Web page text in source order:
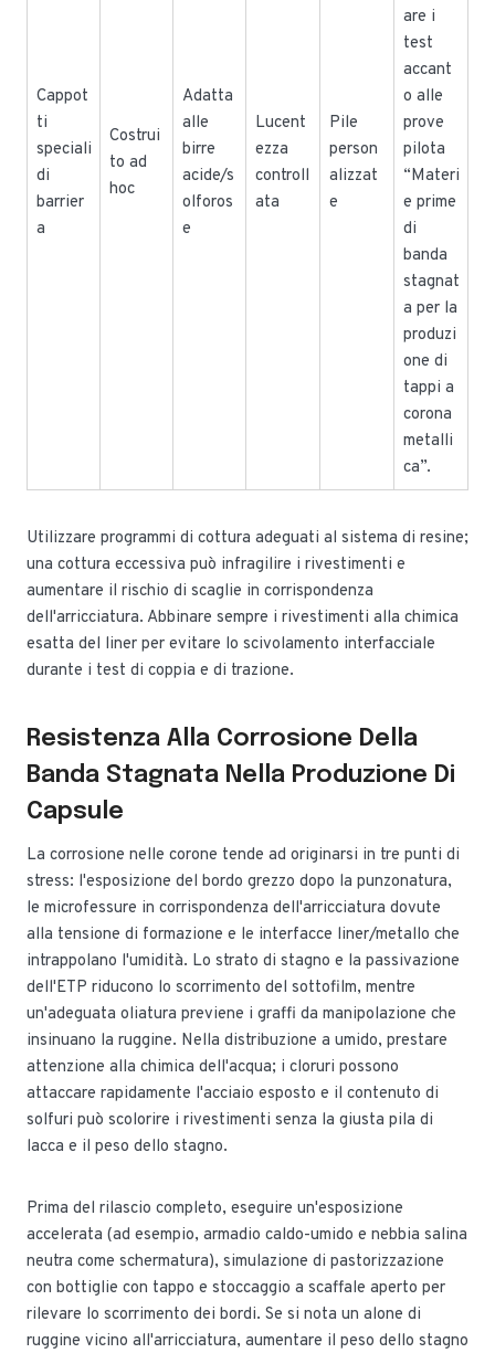
Cappot
ti
speciali
di
barrier
a
Costrui
to ad
hoc
Adatta
alle
birre
acide/s
olforos
e
Lucent
ezza
controll
ata
Pile
person
alizzat
e
are i
test
accant
o alle
prove
pilota
“Materi
e prime
di
banda
stagnat
a per la
produzi
one di
tappi a
corona
metalli
ca”.
Utilizzare programmi di cottura adeguati al sistema di resine;
una cottura eccessiva può infragilire i rivestimenti e
aumentare il rischio di scaglie in corrispondenza
dell'arricciatura. Abbinare sempre i rivestimenti alla chimica
esatta del liner per evitare lo scivolamento interfacciale
durante i test di coppia e di trazione.
Resistenza Alla Corrosione Della
Banda Stagnata Nella Produzione Di
Capsule
La corrosione nelle corone tende ad originarsi in tre punti di
stress: l'esposizione del bordo grezzo dopo la punzonatura,
le microfessure in corrispondenza dell'arricciatura dovute
alla tensione di formazione e le interfacce liner/metallo che
intrappolano l'umidità. Lo strato di stagno e la passivazione
dell'ETP riducono lo scorrimento del sottofilm, mentre
un'adeguata oliatura previene i graffi da manipolazione che
insinuano la ruggine. Nella distribuzione a umido, prestare
attenzione alla chimica dell'acqua; i cloruri possono
attaccare rapidamente l'acciaio esposto e il contenuto di
solfuri può scolorire i rivestimenti senza la giusta pila di
lacca e il peso dello stagno.
Prima del rilascio completo, eseguire un'esposizione
accelerata (ad esempio, armadio caldo-umido e nebbia salina
neutra come schermatura), simulazione di pastorizzazione
con bottiglie con tappo e stoccaggio a scaffale aperto per
rilevare lo scorrimento dei bordi. Se si nota un alone di
ruggine vicino all'arricciatura, aumentare il peso dello stagno